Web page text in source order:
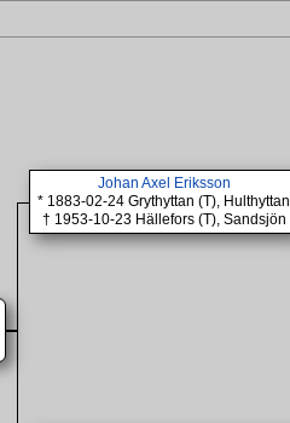
Johan Axel Eriksson
* 1883-02-24 Grythyttan (T), Hulthyttan
† 1953-10-23 Hällefors (T), Sandsjön